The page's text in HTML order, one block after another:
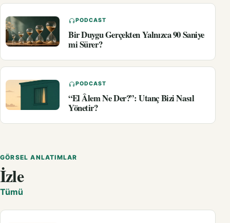
PODCAST
Bir Duygu Gerçekten Yalnızca 90 Saniye
mi Sürer?
PODCAST
“El Âlem Ne Der?”: Utanç Bizi Nasıl
Yönetir?
GÖRSEL ANLATIMLAR
İzle
Tümü